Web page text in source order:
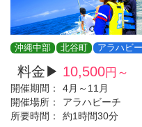
沖縄中部 北谷町 アラハビ
料金▶ 10,500円～
開催期間：
4月～11月
開催場所：
アラハビーチ
所要時間：
約1時間30分